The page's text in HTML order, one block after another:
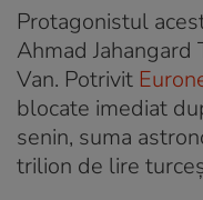
Protagonistul
Ahmad Jahangard
Van. Potrivit
blocate imediat
senin, suma
trilion de lire